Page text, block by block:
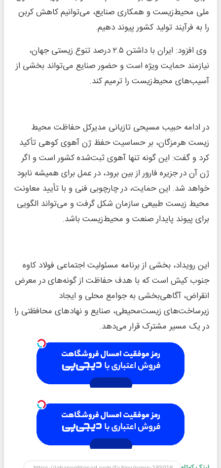
ملی محیط‌زیست و همکاری صنایع، می‌توانیم کاهش کربن
را به فرآیند تولید کشور پیوند دهیم.
وی افزود: ایران با داشتن ۲.۵ درصد تنوع زیستی جهان،
نیازمند حمایت ویژه است و حضور صنایع می‌تواند بخشی از
آسیب‌های محیط‌زیست را ترمیم کند.
در ادامه حبیب مسیحی تازیانی مدیرکل حفاظت محیط
زیست هرمزگان، بر حساسیت حفظ ژن آهوی کوهی تأکید
کرد و گفت: این گونه تنها آهوی ثبت‌شده کشور است و اگر
ژن آن در جزیره فارور از بین برود، در عمل برای همیشه نابود
خواهد شد. این حمایت، در چارچوبی فنی و با تأیید معاونت
محیط زیست طبیعی سازمان شکل گرفت و می‌تواند الگویی
برای پیوند پایدار صنعت و محیط‌زیست باشد.
این رویداد، بخشی از برنامه مسئولیت اجتماعی فولاد کاوه
جنوب کیش است که با هدف حفاظت از گونه‌های در معرض
انقراض، آگاهی‌بخشی به جوامع محلی و ایجاد
زیرساخت‌های زیست‌محیطی، صنایع و نهادهای محافظتی را
در یک مسیر مشترک قرار می‌دهد.